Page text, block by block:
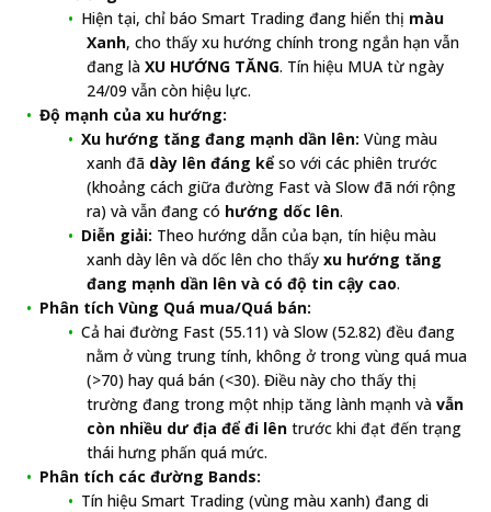
Hiện tại, chỉ báo Smart Trading đang hiển thị màu
Xanh, cho thấy xu hướng chính trong ngắn hạn vẫn
đang là XU HƯỚNG TĂNG. Tín hiệu MUA từ ngày
24/09 vẫn còn hiệu lực.
Độ mạnh của xu hướng:
Xu hướng tăng đang mạnh dần lên: Vùng màu
xanh đã dày lên đáng kể so với các phiên trước
(khoảng cách giữa đường Fast và Slow đã nới rộng
ra) và vẫn đang có hướng dốc lên.
Diễn giải: Theo hướng dẫn của bạn, tín hiệu màu
xanh dày lên và dốc lên cho thấy xu hướng tăng
đang mạnh dần lên và có độ tin cậy cao.
Phân tích Vùng Quá mua/Quá bán:
Cả hai đường Fast (55.11) và Slow (52.82) đều đang
nằm ở vùng trung tính, không ở trong vùng quá mua
(>70) hay quá bán (<30). Điều này cho thấy thị
trường đang trong một nhịp tăng lành mạnh và vẫn
còn nhiều dư địa để đi lên trước khi đạt đến trạng
thái hưng phấn quá mức.
Phân tích các đường Bands:
Tín hiệu Smart Trading (vùng màu xanh) đang di